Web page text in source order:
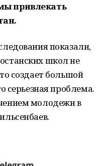
привлекать
показали,
школ не
создает большой
серьезная проблема.
молодежи в